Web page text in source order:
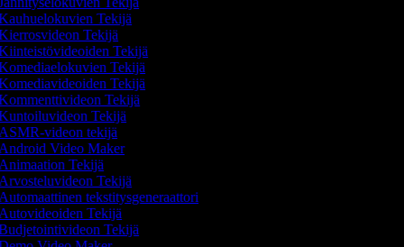
Tekijä
Tekijä
Tekijä
Tekijä
Tekijä
Tekijä
Tekijä
videon tekijä
Video Maker
Tekijä
Tekijä
tekstitysgeneraattori
Tekijä
Tekijä